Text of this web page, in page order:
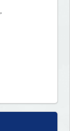
,